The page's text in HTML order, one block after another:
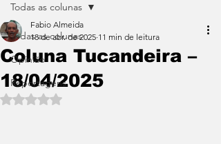
Todas as colunas
Opinião
Reportagens
Todas as colunas
Coluna Tucandeira –
18/04/2025
Fabio Almeida
18 de abr. de 2025 11 min de leitura
Avaliado com NaN de 5 estrelas.